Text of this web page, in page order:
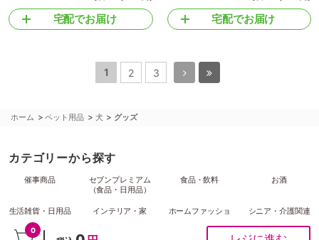
0
宅配でお届け 宅配でお届け
1 2 3
ホーム >ペット用品 > 犬 > グッズ
カテゴリーから探す
催事商品
セブンプレミアム
（食品・日用品）
食品・飲料 お酒
生活雑貨・日用品
インテリア・家
ホームファッショ
シニア・介護関連